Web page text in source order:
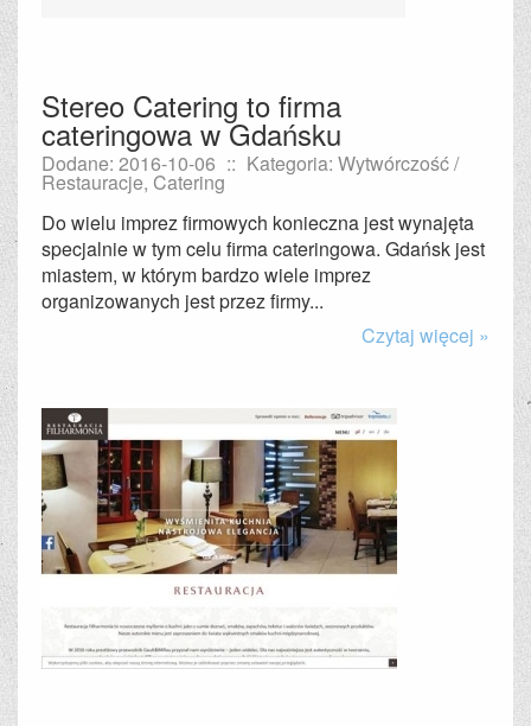
Stereo Catering to firma
cateringowa w Gdańsku
Dodane: 2016-10-06 :: Kategoria: Wytwórczość /
Restauracje, Catering
Do wielu imprez firmowych konieczna jest wynajęta
specjalnie w tym celu firma cateringowa. Gdańsk jest
miastem, w którym bardzo wiele imprez
organizowanych jest przez firmy...
Czytaj więcej »